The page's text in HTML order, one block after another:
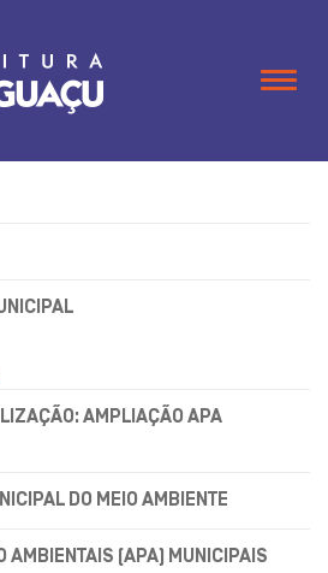
AMPLIAÇÃO APA
DO MEIO AMBIENTE
AMBIENTAIS (APA) MUNICIPAIS